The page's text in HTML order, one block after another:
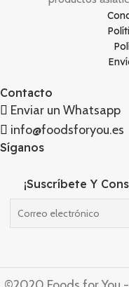
Contacto
Enviar un Whatsapp
info@foodsforyou.es
Síganos
¡Suscríbete Y